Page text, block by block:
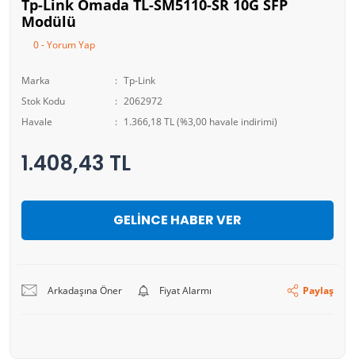
Tp-Link Omada TL-SM5110-SR 10G SFP
Modülü
0 - Yorum Yap
Marka
Tp-Link
Stok Kodu
2062972
Havale
1.366,18 TL (%3,00 havale indirimi)
1.408,43 TL
GELİNCE HABER VER
Arkadaşına Öner Fiyat Alarmı Paylaş